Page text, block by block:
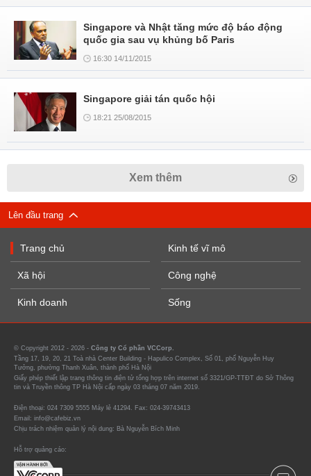
Singapore và Nhật tăng mức độ báo động
quốc gia sau vụ khủng bố Paris
16:30 14/11/2015
Singapore giải tán quốc hội
18:21 25/08/2015
Xem thêm
Lên đầu trang
Trang chủ
Xã hội
Kinh doanh
Kinh tế vĩ mô
Công nghệ
Sống
© Copyright 2012 - 2026 - Công ty Cổ phần VCCorp.
Tầng 17, 19, 20, 21 Toà nhà Center Building - Hapulico Complex, Số 01, phố Nguyễn Huy
Tưởng, phường Thanh Xuân, thành phố Hà Nội
Giấy phép thiết lập trang thông tin điện tử tổng hợp trên internet số 3321/GP-TTĐT do Sở Thông
tin và Truyền thông TP Hà Nội cấp ngày 03 tháng 07 năm 2019.
Điện thoại: 024 7309 5555 Máy lẻ 41294. Fax: 024-39743413
Email: info@cafebiz.vn
Chịu trách nhiệm quản lý nội dung: Bà Nguyễn Bích Minh
Hỗ trợ quảng cáo: